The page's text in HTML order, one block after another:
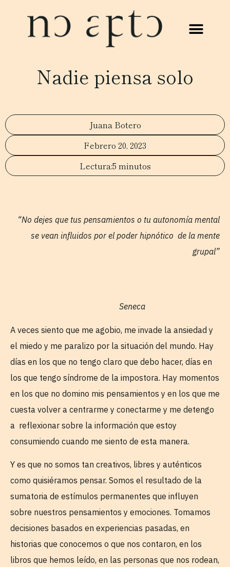
Nadie piensa solo
Juana Botero
Febrero 20, 2023
5 minutos
“No dejes que tus pensamientos o tu autonomía mental
se vean influidos por el poder hipnótico de la mente
grupal”
Seneca
A veces siento que me agobio, me invade la ansiedad y
el miedo y me paralizo por la situación del mundo. Hay
días en los que no tengo claro que debo hacer, días en
los que tengo síndrome de la impostora. Hay momentos
en los que no domino mis pensamientos y en los que me
cuesta volver a centrarme y conectarme y me detengo
a reflexionar sobre la información que estoy
consumiendo cuando me siento de esta manera.
Y es que no somos tan creativos, libres y auténticos
como quisiéramos pensar. Somos el resultado de la
sumatoria de estímulos permanentes que influyen
sobre nuestros pensamientos y emociones. Tomamos
decisiones basados en experiencias pasadas, en
historias que conocemos o que nos contaron, en los
libros que hemos leído, en las personas que nos rodean,